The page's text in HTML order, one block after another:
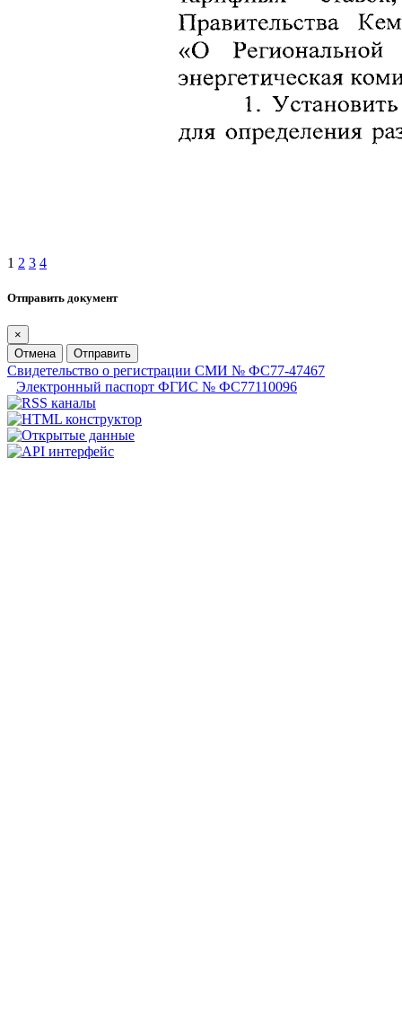
1 2 3 4
Отправить документ
×
Отмена
Отправить
Свидетельство о регистрации СМИ № ФС77-47467
Электронный паспорт ФГИС № ФС77110096